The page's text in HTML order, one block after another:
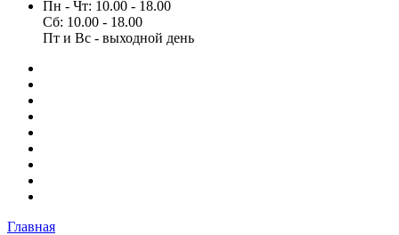
Пн - Чт: 10.00 - 18.00
Сб: 10.00 - 18.00
Пт и Вс - выходной день
Главная